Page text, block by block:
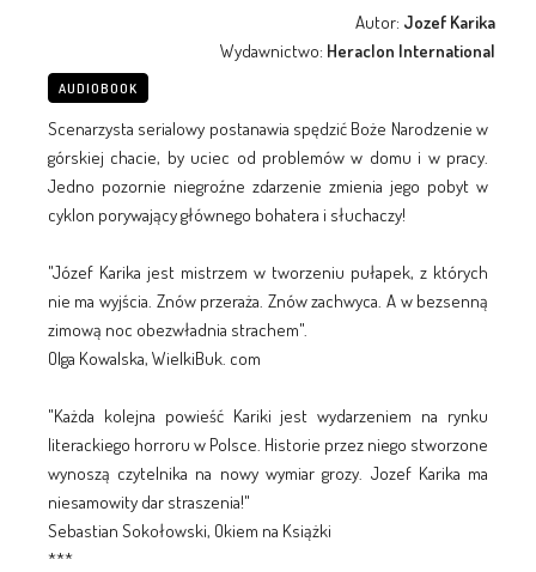
Autor: Jozef Karika
Wydawnictwo: Heraclon International
AUDIOBOOK
Scenarzysta serialowy postanawia spędzić Boże Narodzenie w
górskiej chacie, by uciec od problemów w domu i w pracy.
Jedno pozornie niegroźne zdarzenie zmienia jego pobyt w
cyklon porywający głównego bohatera i słuchaczy!
"Józef Karika jest mistrzem w tworzeniu pułapek, z których
nie ma wyjścia. Znów przeraża. Znów zachwyca. A w bezsenną
zimową noc obezwładnia strachem".
Olga Kowalska, WielkiBuk. com
"Każda kolejna powieść Kariki jest wydarzeniem na rynku
literackiego horroru w Polsce. Historie przez niego stworzone
wynoszą czytelnika na nowy wymiar grozy. Jozef Karika ma
niesamowity dar straszenia!"
Sebastian Sokołowski, Okiem na Książki
***